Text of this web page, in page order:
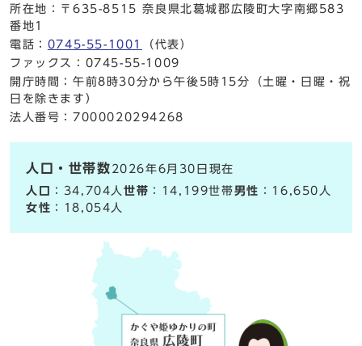
所在地：〒635-8515 奈良県北葛城郡広陵町大字南郷583
番地1
電話： 0745-55-1001
（代表）
ファックス：0745-55-1009
開庁時間：午前8時30分から午後5時15分（土曜・日曜・祝
日を除きます）
法人番号：7000020294268
人口・世帯数 2026年6月30日現在
人口
：34,704人世帯 ：14,199世帯男性 ：16,650人
女性 ：18,054人